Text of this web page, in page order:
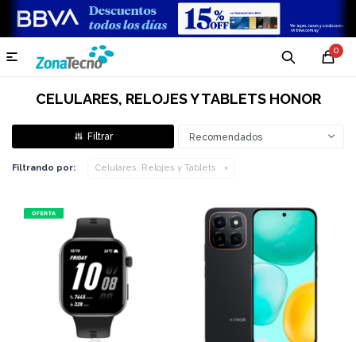
0

CELULARES, RELOJES Y TABLETS HONOR
Recomendados
Filtrando por: Celulares, Relojes y Tablets
COMPARAR